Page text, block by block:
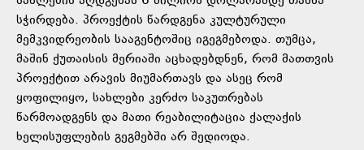
სჭირდება. პროექტის წარდგენა კულტურული
მემკვიდრეობის სააგენტოშიც იგეგმებოდა. თუმცა,
მაშინ ქუთაისის მერიაში აცხადებდნენ, რომ მათთვის
პროექტით არავის მიუმართავს და ასეც რომ
ყოფილიყო, სახლები კერძო საკუთრებას
წარმოადგენს და მათი რეაბილიტაცია ქალაქის
ხელისუფლების გეგმებში არ შედიოდა.